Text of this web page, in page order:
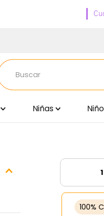
Buscar
Niñas
100%
TÉRMINOS MÁS BUSCADOS
1.
zapatillas
.
zapato negro mujer
6.
zapatos mujer